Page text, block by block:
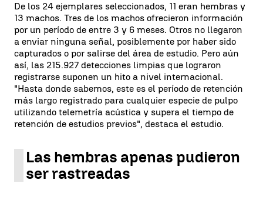
De los 24 ejemplares seleccionados, 11 eran hembras y
13 machos. Tres de los machos ofrecieron información
por un período de entre 3 y 6 meses. Otros no llegaron
a enviar ninguna señal, posiblemente por haber sido
capturados o por salirse del área de estudio. Pero aún
así, las 215.927 detecciones limpias que lograron
registrarse suponen un hito a nivel internacional.
"Hasta donde sabemos, este es el período de retención
más largo registrado para cualquier especie de pulpo
utilizando telemetría acústica y supera el tiempo de
retención de estudios previos", destaca el estudio.
Las hembras apenas pudieron
ser rastreadas